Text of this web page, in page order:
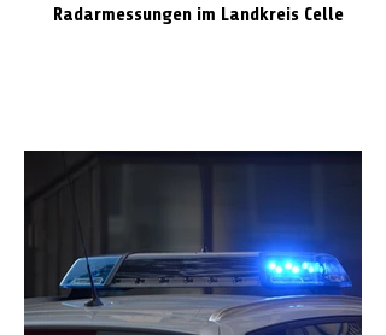
Radarmessungen im Landkreis Celle